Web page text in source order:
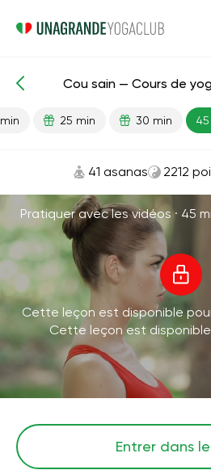
Leçons prêtes Tête Cou
Cou sain — Cours de
25 min 30 min
41 asanas 2212
Pratiquer avec les vidéos · 45
Cette leçon est disponible
Cette leçon est
Entrer dans